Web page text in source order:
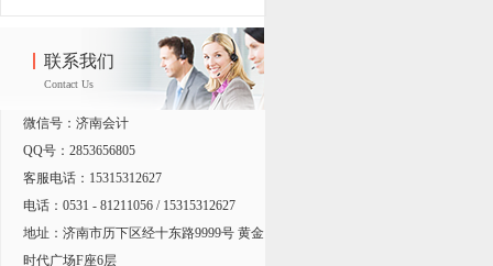
联系我们
Contact Us
微信号：济南会计
QQ号：2853656805
客服电话：15315312627
电话：0531 - 81211056 / 15315312627
地址：济南市历下区经十东路9999号 黄金
时代广场F座6层